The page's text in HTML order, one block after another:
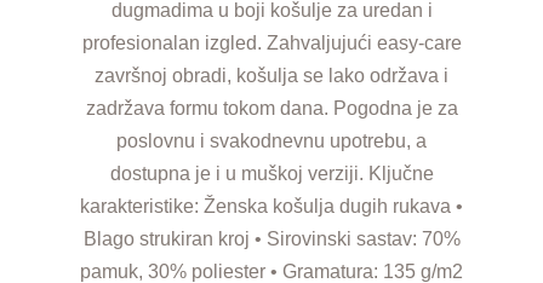
dugmadima u boji košulje za uredan i
profesionalan izgled. Zahvaljujući easy-care
završnoj obradi, košulja se lako održava i
zadržava formu tokom dana. Pogodna je za
poslovnu i svakodnevnu upotrebu, a
dostupna je i u muškoj verziji. Ključne
karakteristike: Ženska košulja dugih rukava •
Blago strukiran kroj • Sirovinski sastav: 70%
pamuk, 30% poliester • Gramatura: 135 g/m2